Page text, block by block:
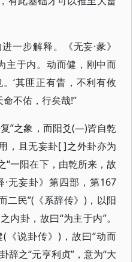
一步解释。《无妄·彖》
主于内。动而健，刚中而
‘其匪正有眚，不利有攸
命不佑，行矣哉!”
”之象，而阳爻(—)皆自乾
，且无妄卦[ ]之外卦亦为
“一阳在下，由乾所来，故
·无妄卦》第四部，第167
二民”(《系辞传》)，以阳
内卦，故曰“为主于内”。
说卦传》)，故曰“动而
辞之“元亨利贞”，意为“大